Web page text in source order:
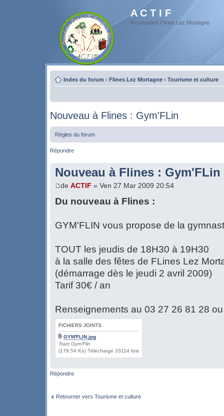
A C T I F
Association Flines Lez Mortagne
Index du forum ‹ Flines Lez Mortagne ‹ Tourisme et culture
Nouveau à Flines : Gym'FLin
Règles du forum
Répondre
Nouveau à Flines : Gym'FLin
de ACTIF » Ven 27 Mar 2009 20:54
Du nouveau à Flines :
GYM'FLIN vous propose de la
TOUT les jeudis de 18H30 à 19H30
à la salle des fêtes de FLines Lez
(démarrage dès le jeudi 2 avril 2009)
Tarif 30€ / an
Renseignements au 03 27 26 81 28
FICHIERS JOINTS
GYM'FLIN.jpg
Tract Gym'Flin
(179.54 Ko) Téléchargé 33114 fois
Répondre
Retourner vers Tourisme et culture